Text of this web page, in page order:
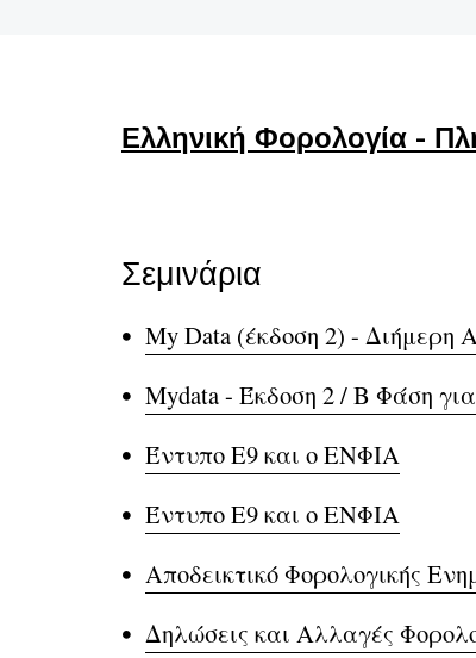
Ελληνική Φορολογία -
Σεμινάρια
My Data (έκδοση 2) - Διήμερη
Mydata - Έκδοση 2 / Β Φάση
Έντυπο Ε9 και ο ΕΝΦΙΑ
Έντυπο Ε9 και ο ΕΝΦΙΑ
Αποδεικτικό Φορολογικής
Δηλώσεις και Αλλαγές